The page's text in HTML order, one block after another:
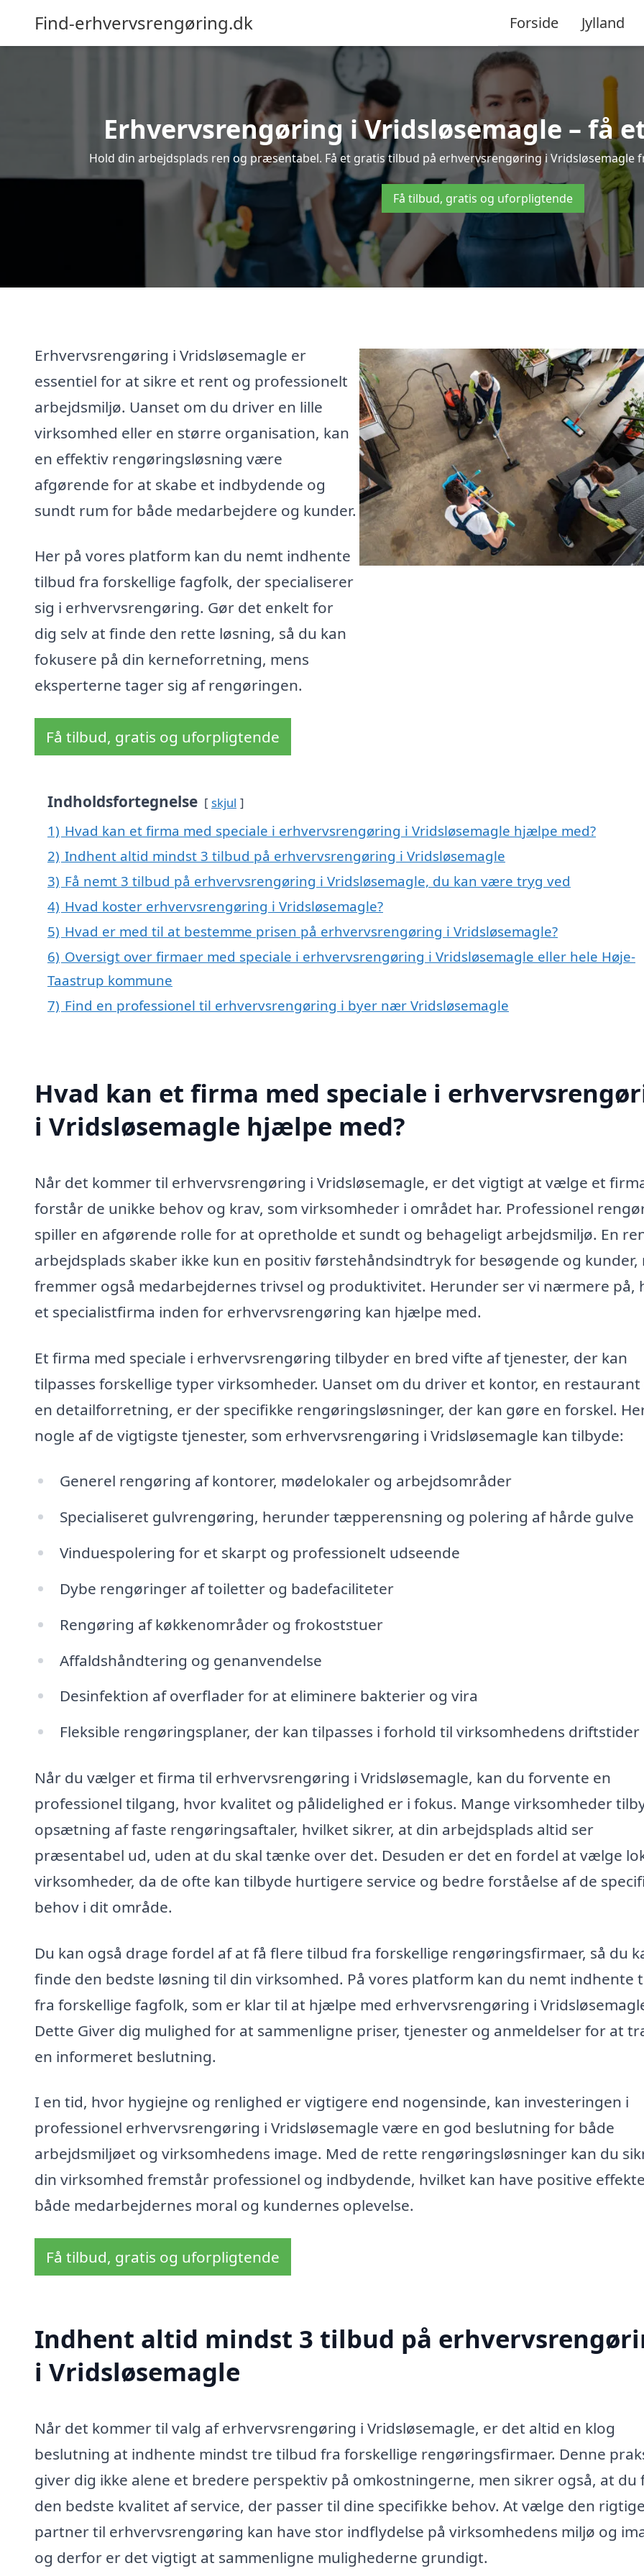
Find-erhvervsrengøring.dk Forside Jylland
Erhvervsrengøring i Vridsløsemagle – få
Hold din arbejdsplads ren og præsentabel. Få et gratis tilbud på erhvervsrengøring i Vridsløsemagle
Få tilbud, gratis og uforpligtende
Erhvervsrengøring i Vridsløsemagle er
essentiel for at sikre et rent og professionelt
arbejdsmiljø. Uanset om du driver en lille
virksomhed eller en større organisation, kan
en effektiv rengøringsløsning være
afgørende for at skabe et indbydende og
sundt rum for både medarbejdere og kunder.
Her på vores platform kan du nemt indhente
tilbud fra forskellige fagfolk, der specialiserer
sig i erhvervsrengøring. Gør det enkelt for
dig selv at finde den rette løsning, så du kan
fokusere på din kerneforretning, mens
eksperterne tager sig af rengøringen.
Få tilbud, gratis og uforpligtende
Indholdsfortegnelse skjul
1) Hvad kan et firma med speciale i erhvervsrengøring i Vridsløsemagle hjælpe med?
2) Indhent altid mindst 3 tilbud på erhvervsrengøring i Vridsløsemagle
3) Få nemt 3 tilbud på erhvervsrengøring i Vridsløsemagle, du kan være tryg ved
4) Hvad koster erhvervsrengøring i Vridsløsemagle?
5) Hvad er med til at bestemme prisen på erhvervsrengøring i Vridsløsemagle?
6) Oversigt over firmaer med speciale i erhvervsrengøring i Vridsløsemagle eller hele Høje-
Taastrup kommune
7) Find en professionel til erhvervsrengøring i byer nær Vridsløsemagle
Hvad kan et firma med speciale i
i Vridsløsemagle hjælpe med?
Når det kommer til erhvervsrengøring i Vridsløsemagle, er det vigtigt at vælge et
forstår de unikke behov og krav, som virksomheder i området har. Professionel
spiller en afgørende rolle for at opretholde et sundt og behageligt arbejdsmiljø. En
arbejdsplads skaber ikke kun en positiv førstehåndsindtryk for besøgende og kunder,
fremmer også medarbejdernes trivsel og produktivitet. Herunder ser vi nærmere på,
et specialistfirma inden for erhvervsrengøring kan hjælpe med.
Et firma med speciale i erhvervsrengøring tilbyder en bred vifte af tjenester, der kan
tilpasses forskellige typer virksomheder. Uanset om du driver et kontor, en
en detailforretning, er der specifikke rengøringsløsninger, der kan gøre en forskel.
nogle af de vigtigste tjenester, som erhvervsrengøring i Vridsløsemagle kan tilbyde:
Generel rengøring af kontorer, mødelokaler og arbejdsområder
Specialiseret gulvrengøring, herunder tæpperensning og polering af hårde gulve
Vinduespolering for et skarpt og professionelt udseende
Dybe rengøringer af toiletter og badefaciliteter
Rengøring af køkkenområder og frokoststuer
Affaldshåndtering og genanvendelse
Desinfektion af overflader for at eliminere bakterier og vira
Fleksible rengøringsplaner, der kan tilpasses i forhold til virksomhedens driftstider
Når du vælger et firma til erhvervsrengøring i Vridsløsemagle, kan du forvente en
professionel tilgang, hvor kvalitet og pålidelighed er i fokus. Mange virksomheder
opsætning af faste rengøringsaftaler, hvilket sikrer, at din arbejdsplads altid ser
præsentabel ud, uden at du skal tænke over det. Desuden er det en fordel at vælge
virksomheder, da de ofte kan tilbyde hurtigere service og bedre forståelse af de
behov i dit område.
Du kan også drage fordel af at få flere tilbud fra forskellige rengøringsfirmaer, så du
finde den bedste løsning til din virksomhed. På vores platform kan du nemt indhente
fra forskellige fagfolk, som er klar til at hjælpe med erhvervsrengøring i
Dette Giver dig mulighed for at sammenligne priser, tjenester og anmeldelser for at
en informeret beslutning.
I en tid, hvor hygiejne og renlighed er vigtigere end nogensinde, kan investeringen i
professionel erhvervsrengøring i Vridsløsemagle være en god beslutning for både
arbejdsmiljøet og virksomhedens image. Med de rette rengøringsløsninger kan du
din virksomhed fremstår professionel og indbydende, hvilket kan have positive
både medarbejdernes moral og kundernes oplevelse.
Få tilbud, gratis og uforpligtende
Indhent altid mindst 3 tilbud på
i Vridsløsemagle
Når det kommer til valg af erhvervsrengøring i Vridsløsemagle, er det altid en klog
beslutning at indhente mindst tre tilbud fra forskellige rengøringsfirmaer. Denne
giver dig ikke alene et bredere perspektiv på omkostningerne, men sikrer også, at du
den bedste kvalitet af service, der passer til dine specifikke behov. At vælge den rigtige
partner til erhvervsrengøring kan have stor indflydelse på virksomhedens miljø og
og derfor er det vigtigt at sammenligne mulighederne grundigt.